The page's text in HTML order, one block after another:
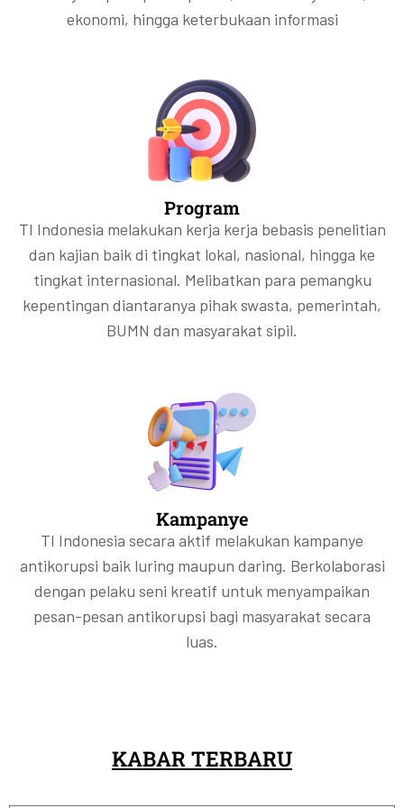
ekonomi, hingga keterbukaan informasi
Program
TI Indonesia melakukan kerja kerja bebasis penelitian
dan kajian baik di tingkat lokal, nasional, hingga ke
tingkat internasional. Melibatkan para pemangku
kepentingan diantaranya pihak swasta, pemerintah,
BUMN dan masyarakat sipil.
Kampanye
TI Indonesia secara aktif melakukan kampanye
antikorupsi baik luring maupun daring. Berkolaborasi
dengan pelaku seni kreatif untuk menyampaikan
pesan-pesan antikorupsi bagi masyarakat secara
luas.
KABAR TERBARU